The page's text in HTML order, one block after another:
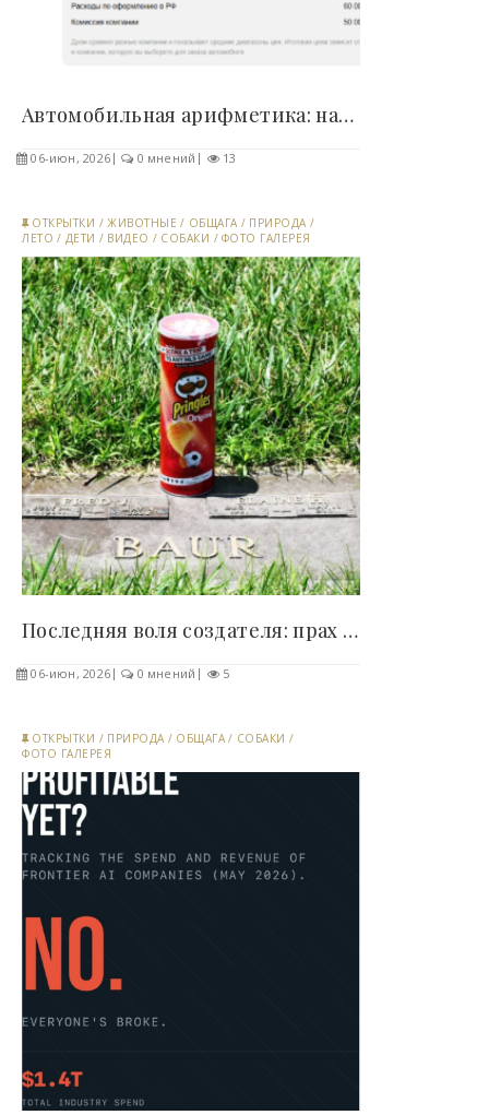
Автомобильная арифметика: налоги и пошлины..
06-июн, 2026 0 мнений 13
ОТКРЫТКИ /ЖИВОТНЫЕ / ОБЩАГА / ПРИРОДА /
ЛЕТО / ДЕТИ / ВИДЕО / СОБАКИ / ФОТО ГАЛЕРЕЯ
Последняя воля создателя: прах изобретателя..
06-июн, 2026 0 мнений 5
ОТКРЫТКИ / ПРИРОДА / ОБЩАГА / СОБАКИ /
ФОТО ГАЛЕРЕЯ